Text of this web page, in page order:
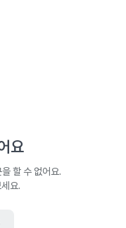
요
할 수 없어요.
요.